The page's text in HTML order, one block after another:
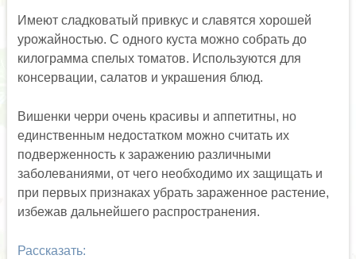
Имеют сладковатый привкус и славятся хорошей
урожайностью. С одного куста можно собрать до
килограмма спелых томатов. Используются для
консервации, салатов и украшения блюд.
Вишенки черри очень красивы и аппетитны, но
единственным недостатком можно считать их
подверженность к заражению различными
заболеваниями, от чего необходимо их защищать и
при первых признаках убрать зараженное растение,
избежав дальнейшего распространения.
Рассказать: